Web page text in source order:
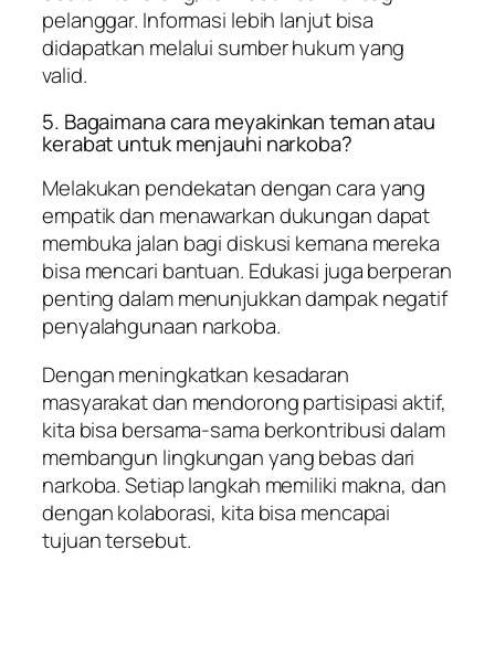
pelanggar. Informasi lebih lanjut bisa
didapatkan melalui sumber hukum yang
valid.
5. Bagaimana cara meyakinkan teman atau
kerabat untuk menjauhi narkoba?
Melakukan pendekatan dengan cara yang
empatik dan menawarkan dukungan dapat
membuka jalan bagi diskusi kemana mereka
bisa mencari bantuan. Edukasi juga berperan
penting dalam menunjukkan dampak negatif
penyalahgunaan narkoba.
Dengan meningkatkan kesadaran
masyarakat dan mendorong partisipasi aktif,
kita bisa bersama-sama berkontribusi dalam
membangun lingkungan yang bebas dari
narkoba. Setiap langkah memiliki makna, dan
dengan kolaborasi, kita bisa mencapai
tujuan tersebut.